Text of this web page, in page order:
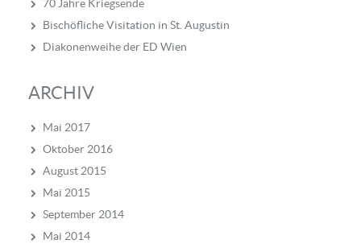
70 Jahre Kriegsende
Bischöfliche Visitation in St. Augustin
Diakonenweihe der ED Wien
ARCHIV
Mai 2017
Oktober 2016
August 2015
Mai 2015
September 2014
Mai 2014